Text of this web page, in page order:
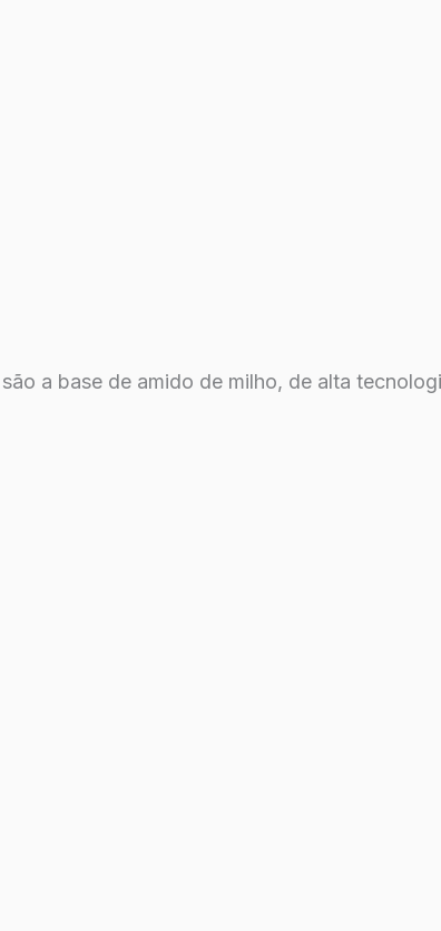
a base de amido de milho, de alta